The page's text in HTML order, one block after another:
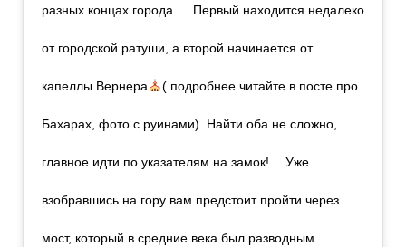
разных концах города. ⠀ Первый находится недалеко
от городской ратуши, а второй начинается от
капеллы Вернера ( подробнее читайте в посте про
Бахарах, фото с руинами). Найти оба не сложно,
главное идти по указателям на замок! ⠀ Уже
взобравшись на гору вам предстоит пройти через
мост, который в средние века был разводным. ⠀